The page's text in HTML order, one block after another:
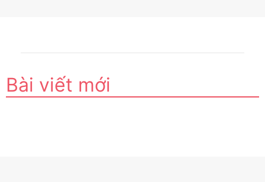
Bài viết mới